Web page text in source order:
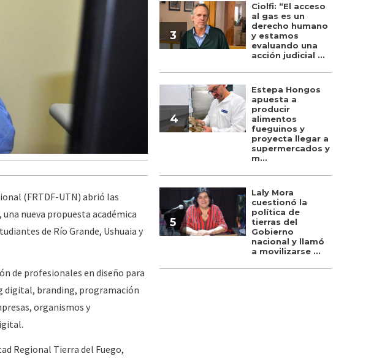
(FRTDF-UTN) abrió las
nueva propuesta académica
de Río Grande, Ushuaia y
de profesionales en diseño para
digital, branding, programación
organismos y
Regional Tierra del Fuego,
3
Ciolfi: “El acceso
al gas es un
derecho humano
y estamos
evaluando una
acción judicial ...
4
Estepa Hongos
apuesta a
producir
alimentos
fueguinos y
proyecta llegar a
supermercados y
m...
5
Laly Mora
cuestionó la
política de
tierras del
Gobierno
nacional y llamó
a movilizarse ...